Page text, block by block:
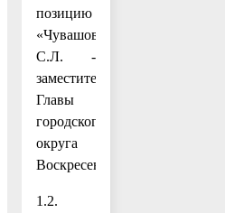
позицию
«Чувашов
С.Л. -
заместитель
Главы
городского
округа
Воскресенск»;
1.2.